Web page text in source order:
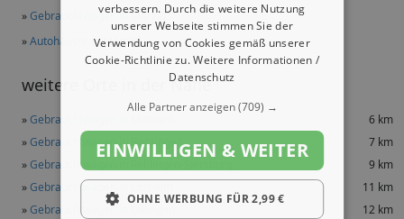
»Gebrauchtwagen in Merzig
»Autohäuser in Merzig
weitere Orte in der Nähe
»Gebrauchtwagen in Mettlach
6 km
»Gebrauchtwagen in Beckingen
7 km
»Gebrauchtwagen in Rehlingen-Siersburg
9 km
»Gebrauchtwagen in Losheim
11 km
»Gebrauchtwagen in Dillingen 12 km
verbessern. Durch die weitere Nutzung
unserer Webseite stimmen Sie der
Verwendung von Cookies gemäß unserer
Cookie-Richtlinie zu.Weitere Informationen /
Datenschutz
Alle Partner anzeigen(709) →
EINWILLIGEN & WEITER
OHNE WERBUNG FÜR 2,99 €